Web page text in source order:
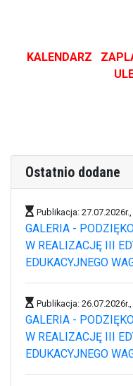
KALENDARZ
Ostatnio dodane
Publikacja:
GALERIA -
W REALIZACJĘ III
EDUKACYJNEGO
Publikacja:
GALERIA -
W REALIZACJĘ III
EDUKACYJNEGO